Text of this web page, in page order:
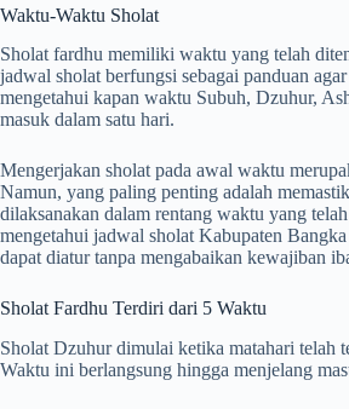
Waktu-Waktu Sholat
Sholat fardhu memiliki waktu yang telah
jadwal sholat berfungsi sebagai panduan
mengetahui kapan waktu Subuh, Dzuhur,
masuk dalam satu hari.
Mengerjakan sholat pada awal waktu
Namun, yang paling penting adalah
dilaksanakan dalam rentang waktu yang
mengetahui jadwal sholat Kabupaten
dapat diatur tanpa mengabaikan kewajiban
Sholat Fardhu Terdiri dari 5 Waktu
Sholat Dzuhur dimulai ketika matahari telah
Waktu ini berlangsung hingga menjelang